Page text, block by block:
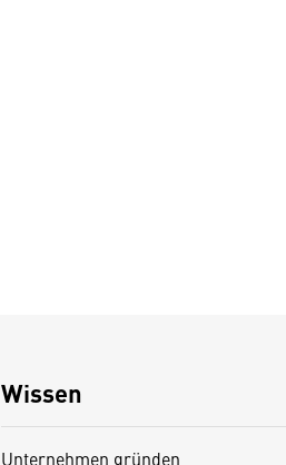
Wissen
Unternehmen gründen